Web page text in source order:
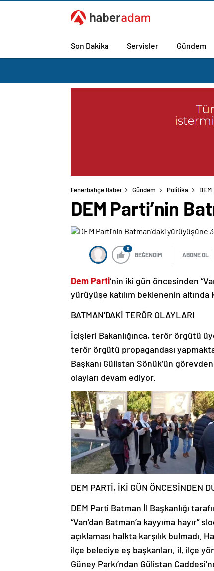
Son Dakika Servisler Gündem
Fenerbahçe Haber Gündem Politika
DEM Parti’nin
0
BEĞENDİM ABONE OL
Dem Parti‘nin iki gün öncesinden
yürüyüşe katılım beklenenin altında
BATMAN’DAKİ TERÖR OLAYLARI
İçişleri Bakanlığınca, terör örgütü
terör örgütü propagandası
Başkanı Gülistan Sönük’ün
olayları devam ediyor.
DEM PARTİ, İKİ GÜN ÖNCESİNDEN
DEM Parti Batman İl Başkanlığı
“Van’dan Batman’a kayyıma
açıklaması halkta karşılık bulmadı.
ilçe belediye eş başkanları, il, ilçe
Güney Parkı’ndan Gülistan